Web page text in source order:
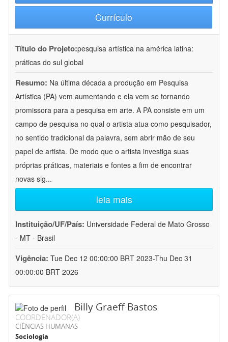
Currículo
Título do Projeto:pesquisa artística na américa latina:
práticas do sul global
Resumo: Na última década a produção em Pesquisa
Artística (PA) vem aumentando e ela vem se tornando
promissora para a pesquisa em arte. A PA consiste em um
campo de pesquisa no qual o artista atua como pesquisador,
no sentido tradicional da palavra, sem abrir mão de seu
papel de artista. De modo que o artista investiga suas
próprias práticas, materiais e fontes a fim de encontrar
novas sig...
leia mais
Instituição/UF/País: Universidade Federal de Mato Grosso
- MT - Brasil
Vigência: Tue Dec 12 00:00:00 BRT 2023-Thu Dec 31
00:00:00 BRT 2026
Billy Graeff Bastos
COORDENADOR(A)
CIÊNCIAS HUMANAS
Sociologia